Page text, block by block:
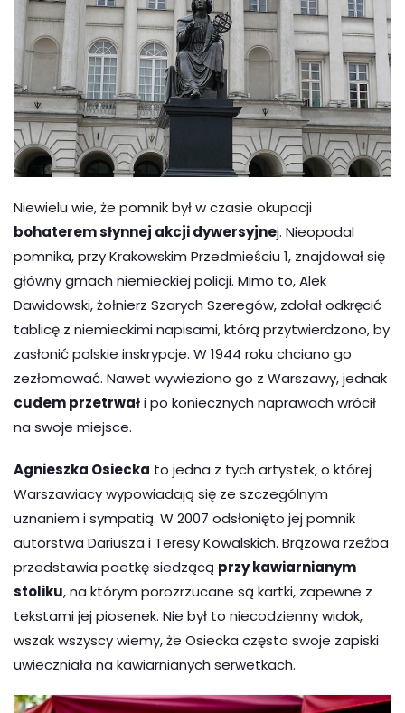
Niewielu wie, że pomnik był w czasie okupacji
bohaterem słynnej akcji dywersyjnej. Nieopodal
pomnika, przy Krakowskim Przedmieściu 1, znajdował się
główny gmach niemieckiej policji. Mimo to, Alek
Dawidowski, żołnierz Szarych Szeregów, zdołał odkręcić
tablicę z niemieckimi napisami, którą przytwierdzono, by
zasłonić polskie inskrypcje. W 1944 roku chciano go
zezłomować. Nawet wywieziono go z Warszawy, jednak
cudem przetrwałi po koniecznych naprawach wrócił
na swoje miejsce.
Agnieszka Osiecka to jedna z tych artystek, o której
Warszawiacy wypowiadają się ze szczególnym
uznaniem i sympatią. W 2007 odsłonięto jej pomnik
autorstwa Dariusza i Teresy Kowalskich. Brązowa rzeźba
przedstawia poetkę siedzącą przy kawiarnianym
stoliku, na którym porozrzucane są kartki, zapewne z
tekstami jej piosenek. Nie był to niecodzienny widok,
wszak wszyscy wiemy, że Osiecka często swoje zapiski
uwieczniała na kawiarnianych serwetkach.